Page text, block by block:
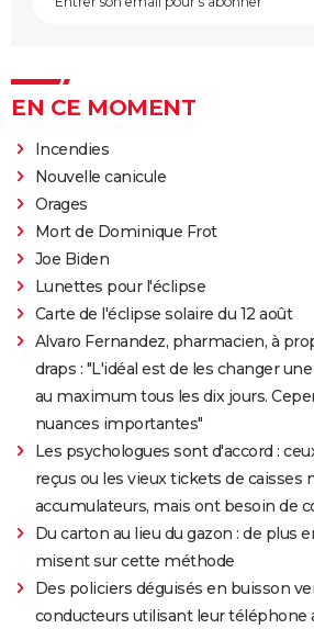
EN CE MOMENT
Incendies
Nouvelle canicule
Orages
Mort de Dominique Frot
Joe Biden
Lunettes pour l'éclipse
Carte de l'éclipse solaire du 12 août
Alvaro Fernandez, pharmacien, à
draps : "L'idéal est de les changer
au maximum tous les dix jours.
nuances importantes"
Les psychologues sont d'accord :
reçus ou les vieux tickets de caisses
accumulateurs, mais ont besoin de
Du carton au lieu du gazon : de plus
misent sur cette méthode
Des policiers déguisés en buisson
conducteurs utilisant leur téléphone